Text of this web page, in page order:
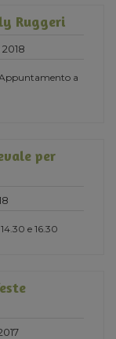
Ruggeri
Appuntamento a
per
e 16.30